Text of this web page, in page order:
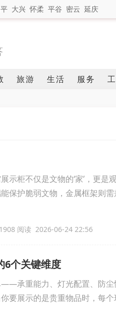
大兴 怀柔 平谷 密云 延庆
旅游 生活 服务
示柜不仅是文物的‘家’，更
保护脆弱文物，金属框架则
1908 阅读 2026-06-24 22:56
6个关键维度
承重能力、灯光配置、防
要展示的是贵重物品时，每